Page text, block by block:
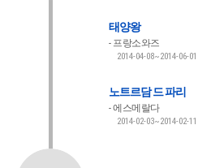
태양왕
프랑소와즈
2014-04-08~2014-06-01
노트르담 드 파리
에스메랄다
2014-02-03~2014-02-11